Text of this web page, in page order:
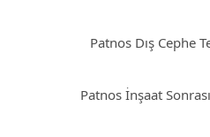
Patnos Dış Cephe
Patnos İnşaat